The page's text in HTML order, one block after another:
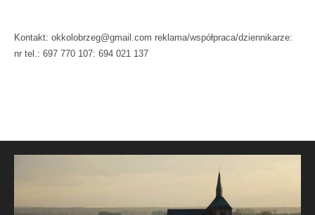
Kontakt: okkolobrzeg@gmail.com reklama/współpraca/dziennikarze:
nr tel.: 697 770 107: 694 021 137